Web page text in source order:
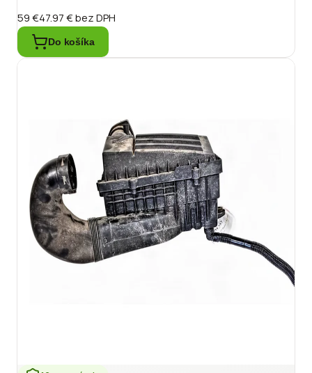
59 €47.97 €bez DPH
Do košíka